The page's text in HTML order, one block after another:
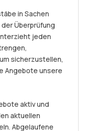
in Sachen
Überprüfung
jeden
sicherzustellen,
Angebote unsere
aktiv und
aktuellen
Abgelaufene